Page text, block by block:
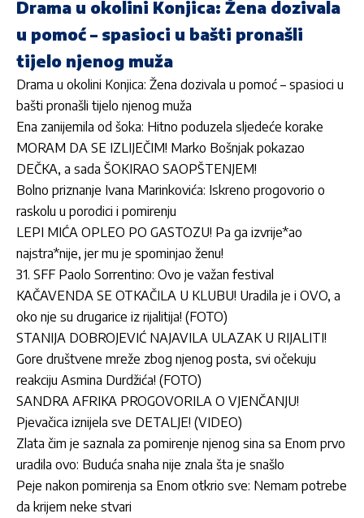
Drama u okolini Konjica: Žena dozivala
u pomoć – spasioci u bašti pronašli
tijelo njenog muža
Drama u okolini Konjica: Žena dozivala u pomoć – spasioci u
bašti pronašli tijelo njenog muža
Ena zanijemila od šoka: Hitno poduzela sljedeće korake
MORAM DA SE IZLIJEČIM! Marko Bošnjak pokazao
DEČKA, a sada ŠOKIRAO SAOPŠTENJEM!
Bolno priznanje Ivana Marinkovića: Iskreno progovorio o
raskolu u porodici i pomirenju
LEPI MIĆA OPLEO PO GASTOZU! Pa ga izvrije*ao
najstra*nije, jer mu je spominjao ženu!
31. SFF Paolo Sorrentino: Ovo je važan festival
KAČAVENDA SE OTKAČILA U KLUBU! Uradila je i OVO, a
oko nje su drugarice iz rijalitija! (FOTO)
STANIJA DOBROJEVIĆ NAJAVILA ULAZAK U RIJALITI!
Gore društvene mreže zbog njenog posta, svi očekuju
reakciju Asmina Durdžića! (FOTO)
SANDRA AFRIKA PROGOVORILA O VJENČANJU!
Pjevačica iznijela sve DETALJE! (VIDEO)
Zlata čim je saznala za pomirenje njenog sina sa Enom prvo
uradila ovo: Buduća snaha nije znala šta je snašlo
Peje nakon pomirenja sa Enom otkrio sve: Nemam potrebe
da krijem neke stvari